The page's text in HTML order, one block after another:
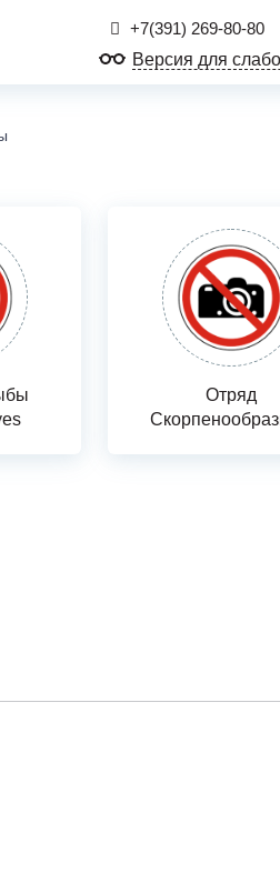
+7(391) 269-80-80
Версия для
Отряд